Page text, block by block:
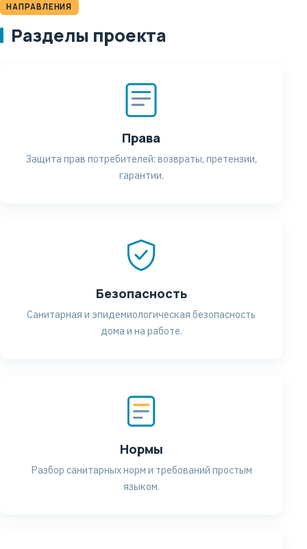
НАПРАВЛЕНИЯ
Разделы проекта
Права
Защита прав потребителей: возвраты, претензии,
гарантии.
Безопасность
Санитарная и эпидемиологическая безопасность
дома и на работе.
Нормы
Разбор санитарных норм и требований простым
языком.